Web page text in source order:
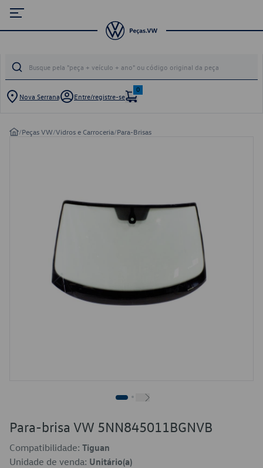
Nova Serrana Entre/registre-se
0
/Peças VW/Vidros e Carroceria/Para-Brisas
Para-brisa VW 5NN845011BGNVB
Compatibilidade: Tiguan
Unidade de venda: Unitário(a)